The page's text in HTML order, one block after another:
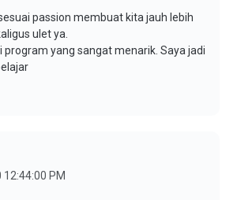
passion membuat kita jauh lebih
ulet ya.
program yang sangat menarik. Saya jadi
PM